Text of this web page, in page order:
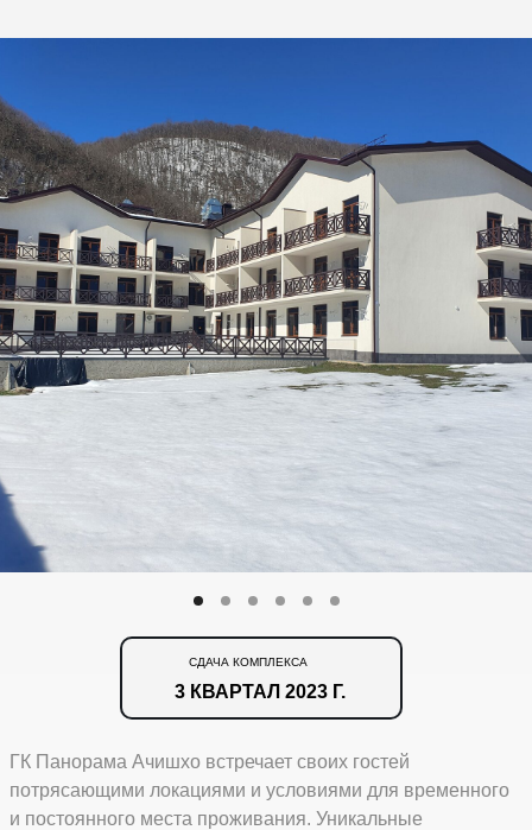
СДАЧА КОМПЛЕКСА
3 КВАРТАЛ 2023 Г.
ГК Панорама Ачишхо встречает своих гостей
потрясающими локациями и условиями для временного
и постоянного места проживания. Уникальные